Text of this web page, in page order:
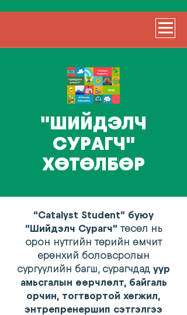
"ШИЙДЭЛЧ
СУРАГЧ"
ХӨТӨЛБӨР
“Catalyst Student” буюу
“Шийдэлч Сурагч” төсөл нь
орон нутгийн төрийн өмчит
ерөнхий боловсролын
сургуулийн багш, сурагчдад уур
амьсгалын өөрчлөлт, байгаль
орчин, тогтвортой хөгжил,
энтрепренершип сэтгэлгээ